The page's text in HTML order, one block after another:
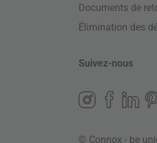
Documents de
Élimination des
Suivez-nous
© Connox - be